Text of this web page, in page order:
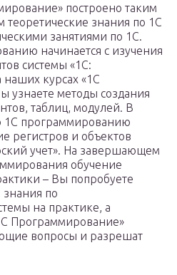
построено таким
теоретические знания по 1С
занятиями по 1С.
начинается с изучения
системы «1С:
наших курсах «1С
узнаете методы создания
таблиц, модулей. В
1С программированию
регистров и объектов
учет». На завершающем
обучение
– Вы попробуете
по
на практике, а
Программирование»
вопросы и разрешат